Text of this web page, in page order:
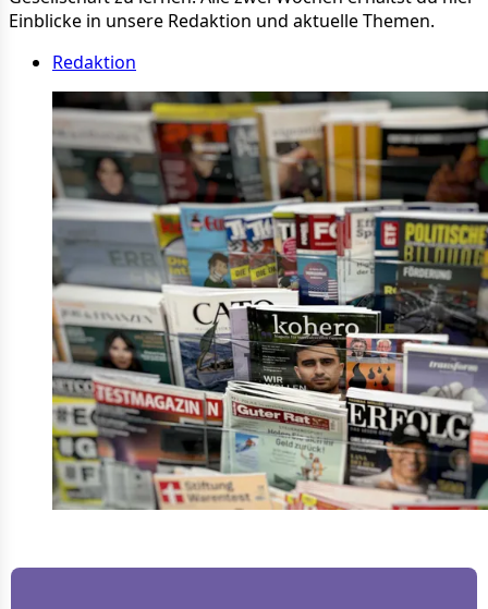
Einblicke in unsere Redaktion und aktuelle Themen.
Redaktion